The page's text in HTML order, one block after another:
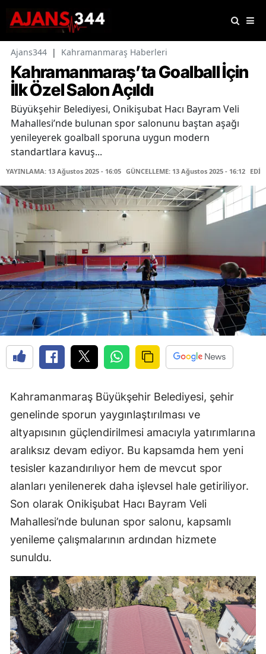
Ajans344 | Kahramanmaraş Haberleri
Kahramanmaraş’ta Goalball İçin
İlk Özel Salon Açıldı
Büyükşehir Belediyesi, Onikişubat Hacı Bayram Veli
Mahallesi’nde bulunan spor salonunu baştan aşağı
yenileyerek goalball sporuna uygun modern
standartlara kavuş...
YAYINLAMA: 13 Ağustos 2025 - 16:05 GÜNCELLEME: 13 Ağustos 2025 - 16:12
Kahramanmaraş Büyükşehir Belediyesi, şehir
genelinde sporun yaygınlaştırılması ve
altyapısının güçlendirilmesi amacıyla yatırımlarına
aralıksız devam ediyor. Bu kapsamda hem yeni
tesisler kazandırılıyor hem de mevcut spor
alanları yenilenerek daha işlevsel hale getiriliyor.
Son olarak Onikişubat Hacı Bayram Veli
Mahallesi’nde bulunan spor salonu, kapsamlı
yenileme çalışmalarının ardından hizmete
sunuldu.